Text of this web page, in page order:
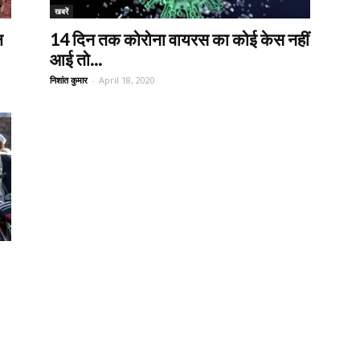
खबरें
14 दिन तक कोरोना वायरस का कोई केस नहीं
आई तो...
निशांत कुमार - April 18, 2020